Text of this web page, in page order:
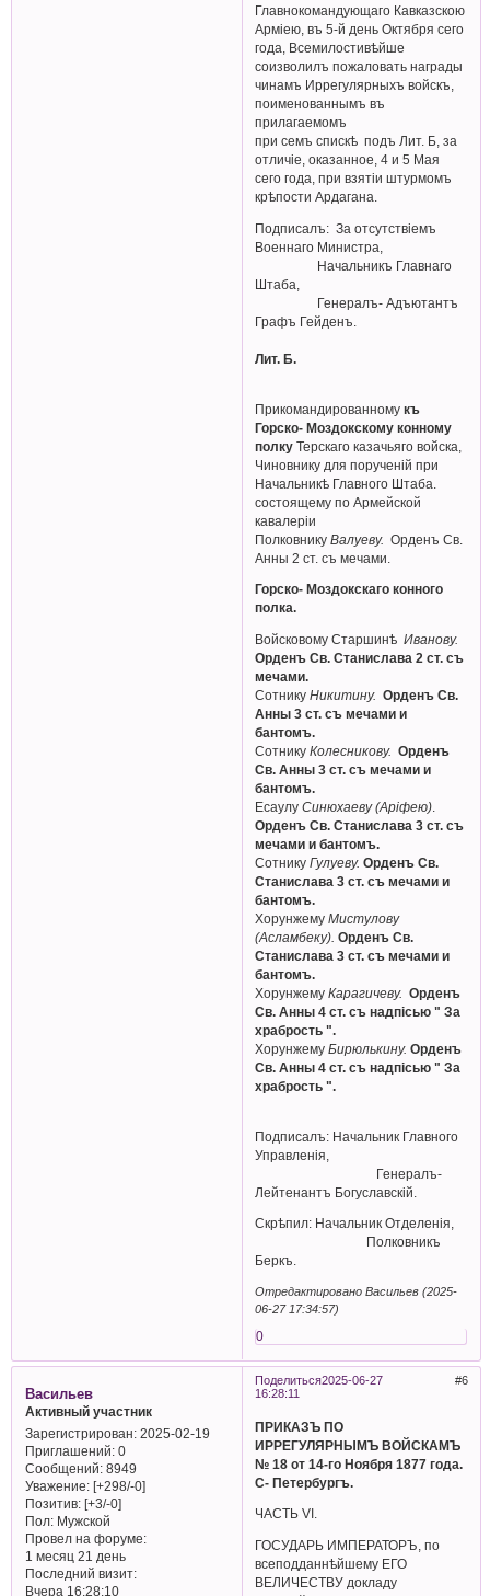
Главнокомандующаго Кавказскою
Арміею, въ 5-й день Октября сего
года, Всемилостивѣйше
соизволилъ пожаловать награды
чинамъ Иррегулярныхъ войскъ,
поименованнымъ въ
прилагаемомъ
при семъ спискѣ подъ Лит. Б, за
отличіе, оказанное, 4 и 5 Мая
сего года, при взятіи штурмомъ
крѣпости Ардагана.
Подписалъ: За отсутствiемъ
Военнаго Министра,
Начальникъ Главнаго
Штаба,
Генералъ- Адъютантъ
Графъ Гейденъ.
Лит. Б.
Прикомандированномукъ
Горско- Моздокскому конному
полку Терскаго казачьяго войска,
Чиновнику для порученiй при
Начальникѣ Главного Штаба.
состоящему по Армейской
кавалерiи
ПолковникуВалуеву. Орденъ Св.
Анны 2 ст. съ мечами.
Горско- Моздокскаго конного
полка.
Войсковому СтаршинѣИванову.
Орденъ Св. Станислава 2 ст. съ
мечами.
СотникуНикитину. Орденъ Св.
Анны 3 ст. съ мечами и
бантомъ.
СотникуКолесникову. Орденъ
Св. Анны 3 ст. съ мечами и
бантомъ.
Есаулу Синюхаеву (Арiфею)
Орденъ Св. Станислава 3 ст. съ
мечами и бантомъ.
СотникуГулуеву. Орденъ Св.
Станислава 3 ст. съ мечами и
бантомъ.
ХорунжемуМистулову
(Асламбеку). Орденъ Св.
Станислава 3 ст. съ мечами и
бантомъ.
ХорунжемуКарагичеву. Орденъ
Св. Анны 4 ст. съ надпiсью " За
храбрость ".
ХорунжемуБирюлькину. Орденъ
Св. Анны 4 ст. съ надпiсью " За
храбрость ".
Подписалъ: Начальник Главного
Управленiя,
Генералъ-
Лейтенантъ Богуславскiй.
Скрѣпил: Начальник Отделенiя,
Полковникъ
Беркъ.
Отредактировано Васильев (2025-
06-27 17:34:57)
0
Поделиться 6
2025-06-27
16:28:11
Васильев
Активный участник
Зарегистрирован: 2025-02-19
Приглашений:0
Сообщений:8949
Уважение: [+298/-0]
Позитив: [+3/-0]
Пол:Мужской
Провел на форуме:
1 месяц 21 день
Последний визит:
Вчера 16:28:10
ПРИКАЗЪ ПО
ИРРЕГУЛЯРНЫМЪ ВОЙСКАМЪ
№ 18 от 14-го Ноября 1877 года.
С- Петербургъ.
ЧАСТЬ VI.
ГОСУДАРЬ ИМПЕРАТОРЪ, по
всеподданнѣйшему ЕГО
ВЕЛИЧЕСТВУ докладу